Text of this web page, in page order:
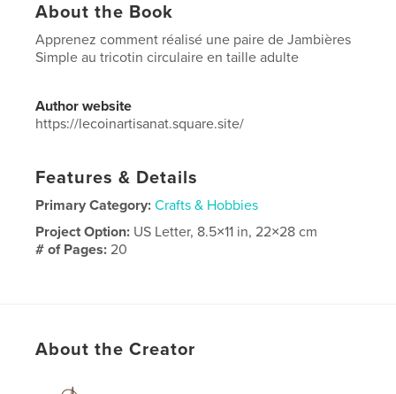
About the Book
Apprenez comment réalisé une paire de Jambières
Simple au tricotin circulaire en taille adulte
Author website
https://lecoinartisanat.square.site/
Features & Details
Primary Category: Crafts & Hobbies
Project Option: US Letter, 8.5×11 in, 22×28 cm
# of Pages:20
tricot , tricotin , laine
About the Creator